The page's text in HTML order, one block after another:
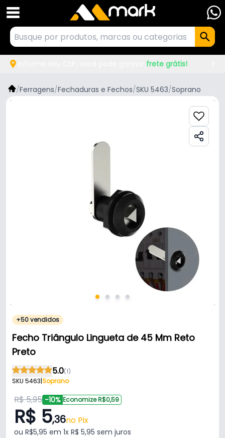
frete grátis!
/Ferragens/Fechaduras e Fechos/SKU 5463/Soprano
+50 vendidos
Fecho Triângulo Lingueta de 45 Mm Reto
Preto
5.0(1)
SKU 5463|Soprano
R$ 5,95 -10% Economize R$0,59
R$ 5,36no Pix
ou R$5,95 em 1x R$ 5,95 sem juros